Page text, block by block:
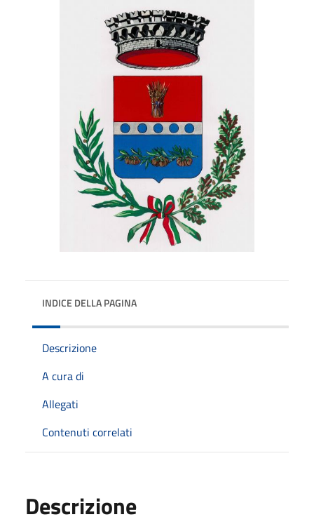
INDICE DELLA PAGINA
Descrizione
A cura di
Allegati
Contenuti correlati
Descrizione